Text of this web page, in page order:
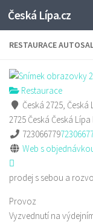
Skip to content
Česká Lípa.cz
RESTAURACE
Restaurace
Česká 2725, Česká
2725 Česká Česká Lípa
723066779
Web s
prodej s sebou a
Provoz
Vyzvednutí na